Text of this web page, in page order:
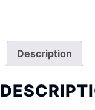
Description